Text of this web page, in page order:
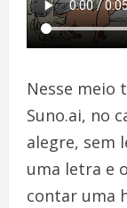
Nesse meio
Suno.ai, no
alegre, sem
uma letra e
contar uma